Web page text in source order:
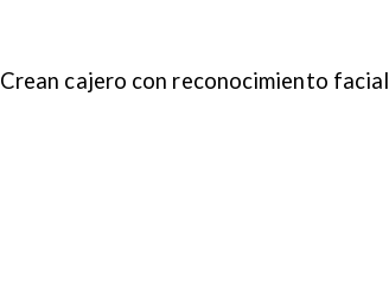
Crean cajero con reconocimiento facial